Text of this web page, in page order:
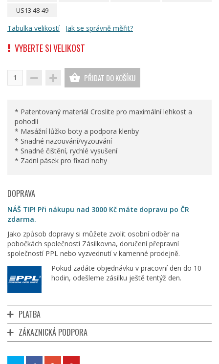
US13 48-49
Tabulka velikostí Jak se správně měřit?
VYBERTE SI VELIKOST
PŘIDAT DO KOŠÍKU
* Patentovaný materiál Croslite pro maximální lehkost a
pohodlí
* Masážní lůžko boty a podpora klenby
* Snadné nazouvání/vyzouvání
* Snadné čištění, rychlé vysušení
* Zadní pásek pro fixaci nohy
DOPRAVA
NÁŠ TIP! Při nákupu nad 3000 Kč máte dopravu po ČR
zdarma.
Jako způsob dopravy si můžete zvolit osobní odběr na
pobočkách společnosti Zásilkovna, doručení přepravní
společností PPL nebo vyzvednutí v kamenné prodejně.
Pokud zadáte objednávku v pracovní den do 10
hodin, odešleme zásilku ještě tentýž den.
PLATBA
ZÁKAZNICKÁ PODPORA